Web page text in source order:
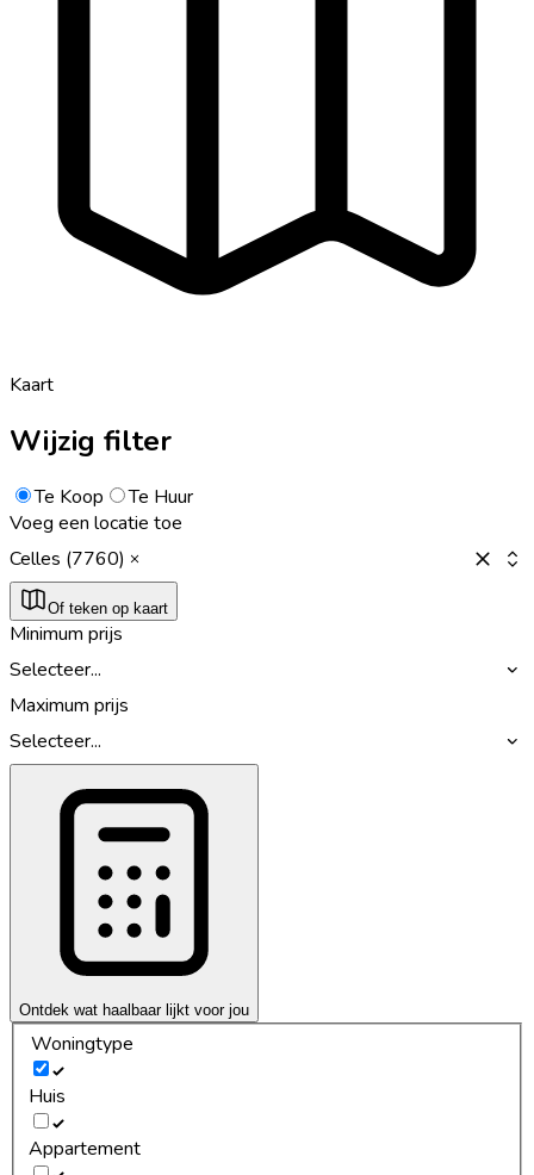
Kaart
Wijzig filter
Te Koop
Te Huur
Voeg een locatie toe
Celles (7760)
Of teken op kaart
Minimum prijs
Selecteer...
Maximum prijs
Selecteer...
Ontdek wat haalbaar lijkt voor jou
Woningtype
Huis
Appartement